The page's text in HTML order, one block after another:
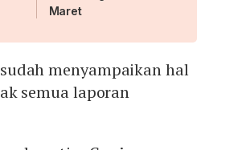
Maret
menyampaikan hal
semua laporan